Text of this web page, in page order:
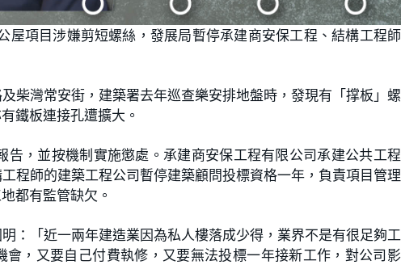
屋項目涉嫌剪短螺絲，發展局暫停承建商安保工程、結構工程
柴灣常安街，建築署去年巡查樂安排地盤時，發現有「撑板」
鐵板連接孔遭擴大。
，並按機制實施懲處。承建商安保工程有限公司承建公共工
程師的建築工程公司暫停建築顧問投標資格一年，負責項目管
都有監管缺欠。
：「近一兩年建造業因為私人樓落成少得，業界不是有很足夠
，又要自己付費執修，又要無法投標一年接新工作，對公司